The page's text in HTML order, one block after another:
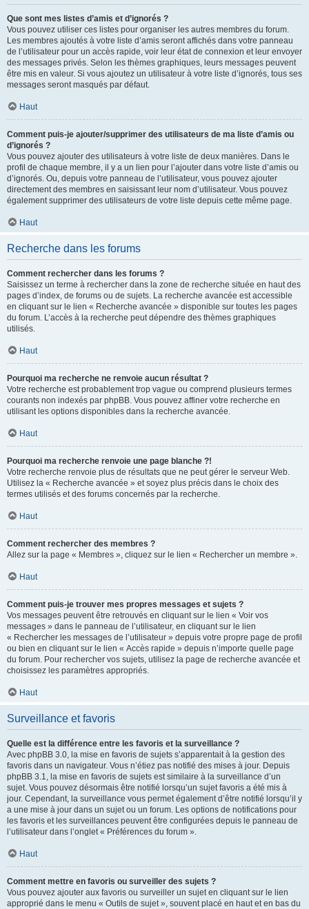
Que sont mes listes d’amis et d’ignorés ?
Vous pouvez utiliser ces listes pour organiser les autres membres du forum.
Les membres ajoutés à votre liste d’amis seront affichés dans votre panneau
de l’utilisateur pour un accès rapide, voir leur état de connexion et leur envoyer
des messages privés. Selon les thèmes graphiques, leurs messages peuvent
être mis en valeur. Si vous ajoutez un utilisateur à votre liste d’ignorés, tous ses
messages seront masqués par défaut.
Haut
Comment puis-je ajouter/supprimer des utilisateurs de ma liste d’amis ou
d’ignorés ?
Vous pouvez ajouter des utilisateurs à votre liste de deux manières. Dans le
profil de chaque membre, il y a un lien pour l’ajouter dans votre liste d’amis ou
d’ignorés. Ou, depuis votre panneau de l’utilisateur, vous pouvez ajouter
directement des membres en saisissant leur nom d’utilisateur. Vous pouvez
également supprimer des utilisateurs de votre liste depuis cette même page.
Haut
Recherche dans les forums
Comment rechercher dans les forums ?
Saisissez un terme à rechercher dans la zone de recherche située en haut des
pages d’index, de forums ou de sujets. La recherche avancée est accessible
en cliquant sur le lien « Recherche avancée » disponible sur toutes les pages
du forum. L’accès à la recherche peut dépendre des thèmes graphiques
utilisés.
Haut
Pourquoi ma recherche ne renvoie aucun résultat ?
Votre recherche est probablement trop vague ou comprend plusieurs termes
courants non indexés par phpBB. Vous pouvez affiner votre recherche en
utilisant les options disponibles dans la recherche avancée.
Haut
Pourquoi ma recherche renvoie une page blanche ?!
Votre recherche renvoie plus de résultats que ne peut gérer le serveur Web.
Utilisez la « Recherche avancée » et soyez plus précis dans le choix des
termes utilisés et des forums concernés par la recherche.
Haut
Comment rechercher des membres ?
Allez sur la page « Membres », cliquez sur le lien « Rechercher un membre ».
Haut
Comment puis-je trouver mes propres messages et sujets ?
Vos messages peuvent être retrouvés en cliquant sur le lien « Voir vos
messages » dans le panneau de l’utilisateur, en cliquant sur le lien
« Rechercher les messages de l’utilisateur » depuis votre propre page de profil
ou bien en cliquant sur le lien « Accès rapide » depuis n’importe quelle page
du forum. Pour rechercher vos sujets, utilisez la page de recherche avancée et
choisissez les paramètres appropriés.
Haut
Surveillance et favoris
Quelle est la différence entre les favoris et la surveillance ?
Avec phpBB 3.0, la mise en favoris de sujets s’apparentait à la gestion des
favoris dans un navigateur. Vous n’étiez pas notifié des mises à jour. Depuis
phpBB 3.1, la mise en favoris de sujets est similaire à la surveillance d’un
sujet. Vous pouvez désormais être notifié lorsqu’un sujet favoris a été mis à
jour. Cependant, la surveillance vous permet également d’être notifié lorsqu’il y
a une mise à jour dans un sujet ou un forum. Les options de notifications pour
les favoris et les surveillances peuvent être configurées depuis le panneau de
l’utilisateur dans l’onglet « Préférences du forum ».
Haut
Comment mettre en favoris ou surveiller des sujets ?
Vous pouvez ajouter aux favoris ou surveiller un sujet en cliquant sur le lien
approprié dans le menu « Outils de sujet », souvent placé en haut et en bas du